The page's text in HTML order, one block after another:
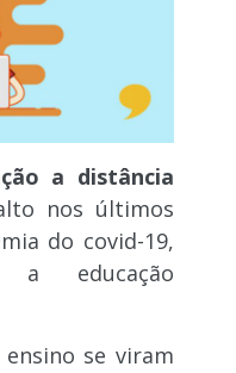
a distância
nos últimos
do covid-19,
a educação
se viram